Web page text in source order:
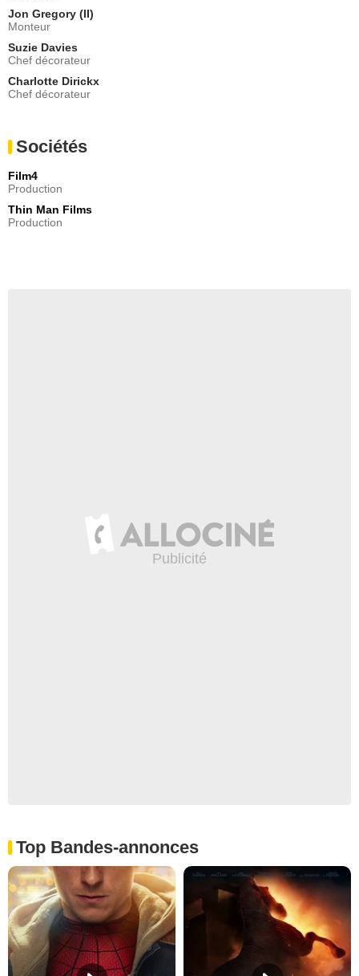
Jon Gregory (II)
Monteur
Suzie Davies
Chef décorateur
Charlotte Dirickx
Chef décorateur
Sociétés
Film4
Production
Thin Man Films
Production
Top Bandes-annonces